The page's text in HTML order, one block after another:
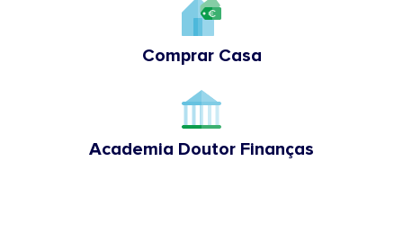
Comprar Casa
Academia Doutor Finanças